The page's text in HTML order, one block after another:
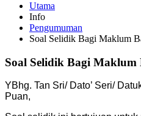
Utama
Info
Pengumuman
Soal Selidik Bagi Maklum
Soal Selidik Bagi Maklum
YBhg. Tan Sri/ Dato’ Seri/
Puan,